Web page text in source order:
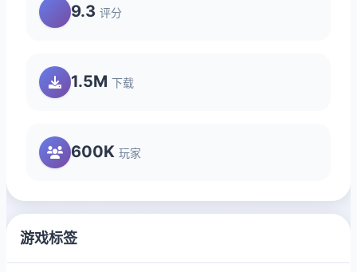
9.3 评分
1.5M 下载
600K 玩家
游戏标签